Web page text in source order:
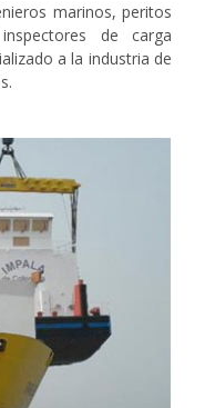
marinos, peritos
de carga
a la industria de